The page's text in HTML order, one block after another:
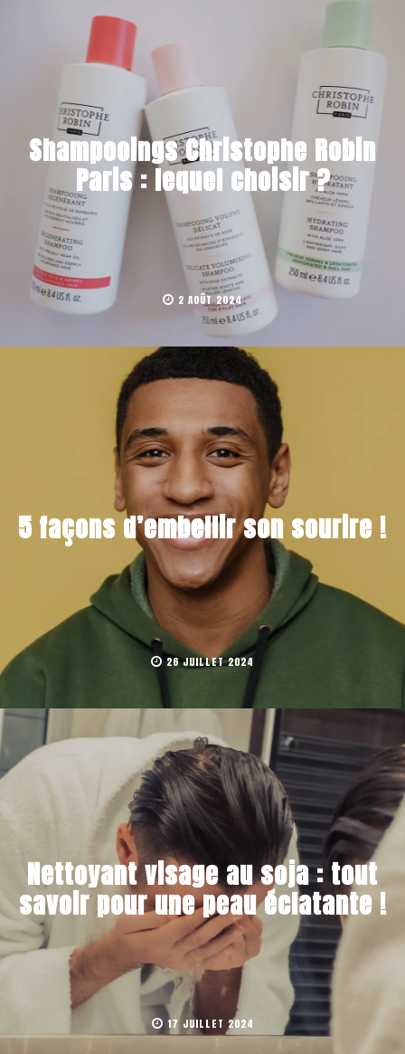
Shampooings Christophe Robin
Paris : lequel choisir ?
2 AOÛT 2024
5 façons d’embellir son sourire !
26 JUILLET 2024
Nettoyant visage au soja : tout
savoir pour une peau éclatante !
17 JUILLET 2024